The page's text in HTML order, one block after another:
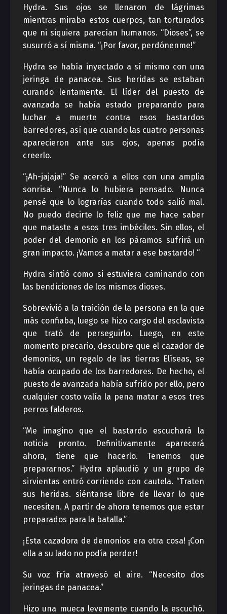
Hydra. Sus ojos se llenaron de lágrimas
mientras miraba estos cuerpos, tan torturados
que ni siquiera parecían humanos. “Dioses”, se
susurró a sí misma. “¡Por favor, perdónenme!”
Hydra se había inyectado a sí mismo con una
jeringa de panacea. Sus heridas se estaban
curando lentamente. El líder del puesto de
avanzada se había estado preparando para
luchar a muerte contra esos bastardos
barredores, así que cuando las cuatro personas
aparecieron ante sus ojos, apenas podía
creerlo.
“¡Ah-jajaja!” Se acercó a ellos con una amplia
sonrisa. “Nunca lo hubiera pensado. Nunca
pensé que lo lograrías cuando todo salió mal.
No puedo decirte lo feliz que me hace saber
que mataste a esos tres imbéciles. Sin ellos, el
poder del demonio en los páramos sufrirá un
gran impacto. ¡Vamos a matar a ese bastardo! “
Hydra sintió como si estuviera caminando con
las bendiciones de los mismos dioses.
Sobrevivió a la traición de la persona en la que
más confiaba, luego se hizo cargo del esclavista
que trató de perseguirlo. Luego, en este
momento precario, descubre que el cazador de
demonios, un regalo de las tierras Elíseas, se
había ocupado de los barredores. De hecho, el
puesto de avanzada había sufrido por ello, pero
cualquier costo valía la pena matar a esos tres
perros falderos.
“Me imagino que el bastardo escuchará la
noticia pronto. Definitivamente aparecerá
ahora, tiene que hacerlo. Tenemos que
prepararnos.” Hydra aplaudió y un grupo de
sirvientas entró corriendo con cautela. “Traten
sus heridas. siéntanse libre de llevar lo que
necesiten. A partir de ahora tenemos que estar
preparados para la batalla.”
¡Esta cazadora de demonios era otra cosa! ¡Con
ella a su lado no podía perder!
Su voz fría atravesó el aire. “Necesito dos
jeringas de panacea.”
Hizo una mueca levemente cuando la escuchó.